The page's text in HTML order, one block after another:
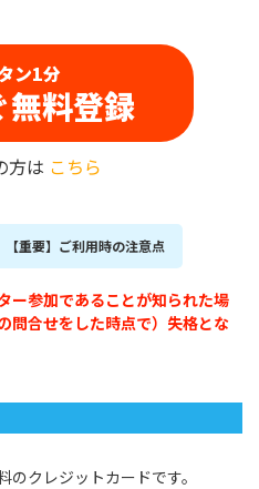
ン1分
無料登録
方は こちら
【重要】ご利用時の注意点
ー参加であることが知られた場
問合せをした時点で）失格とな
クレジットカードです。